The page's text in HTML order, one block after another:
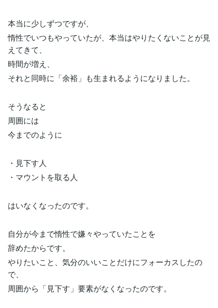
本当に少しずつですが、
惰性でいつもやっていたが、本当はやりたくないことが見
えてきて、
時間が増え、
それと同時に「余裕」も生まれるようになりました。
そうなると
周囲には
今までのように
・見下す人
・マウントを取る人
はいなくなったのです。
自分が今まで惰性で嫌々やっていたことを
辞めたからです。
やりたいこと、気分のいいことだけにフォーカスしたの
で、
周囲から「見下す」要素がなくなったのです。